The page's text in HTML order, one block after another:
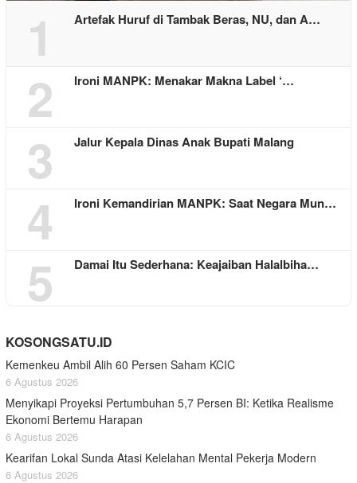
1 Artefak Huruf di Tambak Beras, NU, dan A…
2 Ironi MANPK: Menakar Makna Label ‘…
3 Jalur Kepala Dinas Anak Bupati Malang
4 Ironi Kemandirian MANPK: Saat Negara Mun…
5 Damai Itu Sederhana: Keajaiban Halalbiha…
KOSONGSATU.ID
Kemenkeu Ambil Alih 60 Persen Saham KCIC
6 Agustus 2026
Menyikapi Proyeksi Pertumbuhan 5,7 Persen BI: Ketika Realisme
Ekonomi Bertemu Harapan
6 Agustus 2026
Kearifan Lokal Sunda Atasi Kelelahan Mental Pekerja Modern
6 Agustus 2026